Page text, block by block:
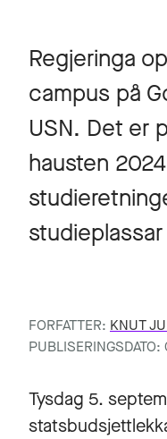
Regjeringa
campus på
USN. Det er
hausten
FORFATTER: KNUT
Tysdag 5.